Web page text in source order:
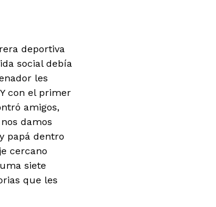
deportiva
social debía
les
con el primer
amigos,
damos
papá dentro
cercano
siete
que les